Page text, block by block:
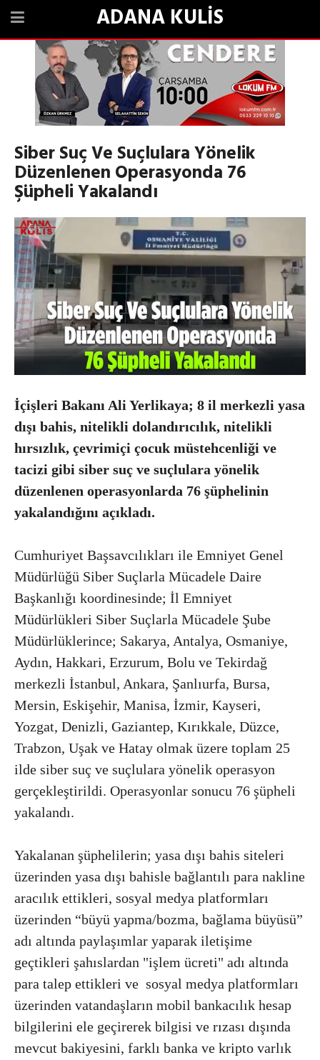
ADANA KULİS
Siber Suç Ve Suçlulara Yönelik
Düzenlenen Operasyonda 76
Şüpheli Yakalandı
İçişleri Bakanı Ali Yerlikaya; 8 il merkezli yasa
dışı bahis, nitelikli dolandırıcılık, nitelikli
hırsızlık, çevrimiçi çocuk müstehcenliği ve
tacizi gibi siber suç ve suçlulara yönelik
düzenlenen operasyonlarda 76 şüphelinin
yakalandığını açıkladı.
Cumhuriyet Başsavcılıkları ile Emniyet Genel
Müdürlüğü Siber Suçlarla Mücadele Daire
Başkanlığı koordinesinde; İl Emniyet
Müdürlükleri Siber Suçlarla Mücadele Şube
Müdürlüklerince; Sakarya, Antalya, Osmaniye,
Aydın, Hakkari, Erzurum, Bolu ve Tekirdağ
merkezli İstanbul, Ankara, Şanlıurfa, Bursa,
Mersin, Eskişehir, Manisa, İzmir, Kayseri,
Yozgat, Denizli, Gaziantep, Kırıkkale, Düzce,
Trabzon, Uşak ve Hatay olmak üzere toplam 25
ilde siber suç ve suçlulara yönelik operasyon
gerçekleştirildi. Operasyonlar sonucu 76 şüpheli
yakalandı.
Yakalanan şüphelilerin; yasa dışı bahis siteleri
üzerinden yasa dışı bahisle bağlantılı para nakline
aracılık ettikleri, sosyal medya platformları
üzerinden “büyü yapma/bozma, bağlama büyüsü”
adı altında paylaşımlar yaparak iletişime
geçtikleri şahıslardan "işlem ücreti" adı altında
para talep ettikleri ve sosyal medya platformları
üzerinden vatandaşların mobil bankacılık hesap
bilgilerini ele geçirerek bilgisi ve rızası dışında
mevcut bakiyesini, farklı banka ve kripto varlık